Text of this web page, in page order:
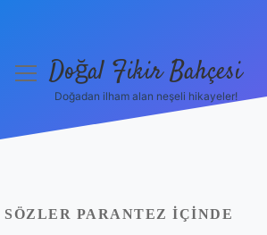
menüyüDoğal Fikir Bahçesi
Doğadan ilham alan neşeli hikayeler!
SÖZLER PARANTEZ IÇINDE